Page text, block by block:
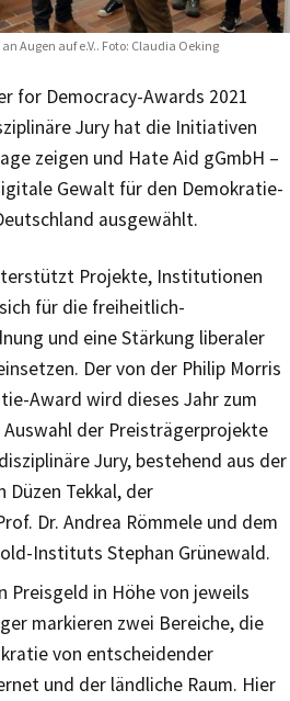
Augen auf e.V.. Foto: Claudia Oeking
for Democracy-Awards 2021
Jury hat die Initiativen
zeigen und Hate Aid gGmbH –
Gewalt für den Demokratie-
ausgewählt.
Projekte, Institutionen
für die freiheitlich-
und eine Stärkung liberaler
Der von der Philip Morris
Award wird dieses Jahr zum
Auswahl der Preisträgerprojekte
Jury, bestehend aus der
Düzen Tekkal, der
Dr. Andrea Römmele und dem
Instituts Stephan Grünewald.
Preisgeld in Höhe von jeweils
markieren zwei Bereiche, die
von entscheidender
und der ländliche Raum. Hier